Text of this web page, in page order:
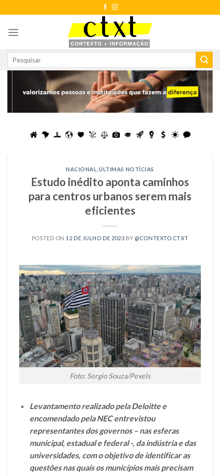
to
content
NACIONAL ,ÚLTIMAS NOTÍCIAS
Estudo inédito aponta caminhos
para centros urbanos serem mais
eficientes
POSTED ON 12 DE JULHO DE 2023 BY @CONTEXTO.CTXT
Foto: Sergio Souza/Pexels
Levantamento realizado pela Deloitte e
encomendado pela NEC entrevistou
representantes dos governos – nas esferas
municipal, estadual e federal -, da indústria e das
universidades, com o objetivo de identificar as
questões nas quais os municípios mais precisam